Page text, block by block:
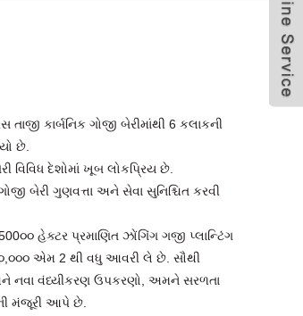
કાર્બનિક ગોજી બેરીમાંથી 6 કલાકની
છે.
વિવિધ દેશોમાં ખૂબ લોકપ્રિય છે.
બેરી ગુણવત્તા અને સેવા સુનિશ્ચિત કરવી
હેક્ટર પ્રમાણિત ઝોંગિંગ ગજી પ્લાન્ટિંગ
એમ 2 થી વધુ આવરી લે છે. સૌથી
નવા વંધ્યીકરણ ઉપકરણો, અમને સરળતા
મંજૂરી આપે છે.